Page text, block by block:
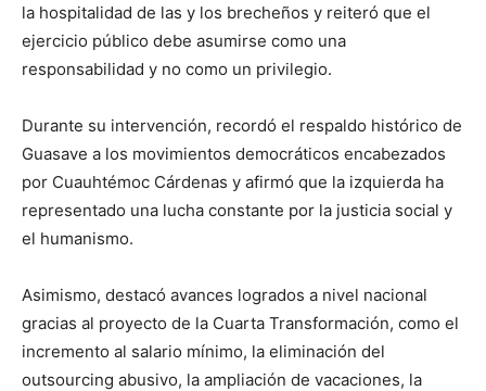
la hospitalidad de las y los brecheños y reiteró que el
ejercicio público debe asumirse como una
responsabilidad y no como un privilegio.
Durante su intervención, recordó el respaldo histórico de
Guasave a los movimientos democráticos encabezados
por Cuauhtémoc Cárdenas y afirmó que la izquierda ha
representado una lucha constante por la justicia social y
el humanismo.
Asimismo, destacó avances logrados a nivel nacional
gracias al proyecto de la Cuarta Transformación, como el
incremento al salario mínimo, la eliminación del
outsourcing abusivo, la ampliación de vacaciones, la